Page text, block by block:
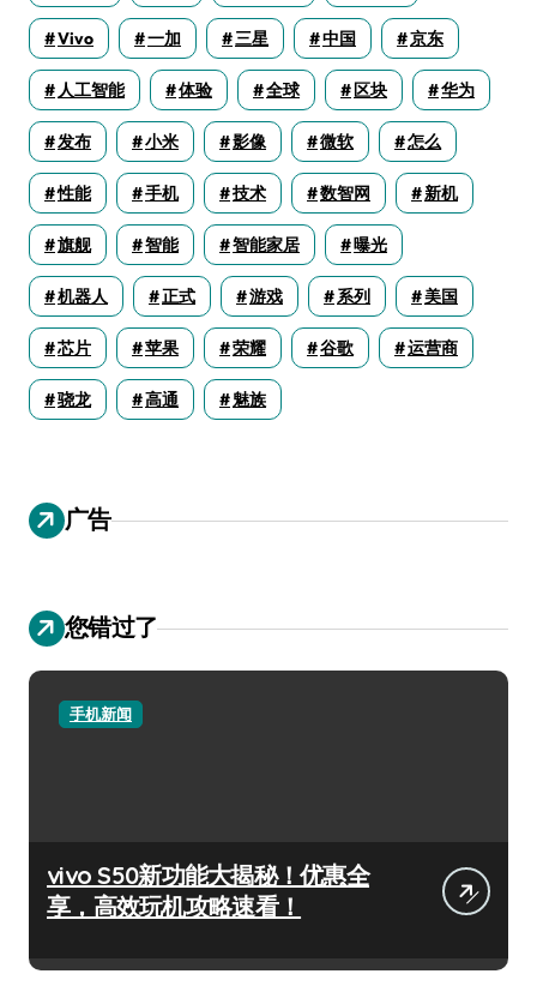
Vivo 一加 三星 中国 京东
人工智能 体验 全球 区块 华为
发布 小米 影像 微软 怎么
性能 手机 技术 数智网 新机
旗舰 智能 智能家居 曝光
机器人 正式 游戏 系列 美国
芯片 苹果 荣耀 谷歌 运营商
骁龙 高通 魅族
广告
您错过了
手机新闻
vivo S50新功能大揭秘！优惠全
享，高效玩机攻略速看！